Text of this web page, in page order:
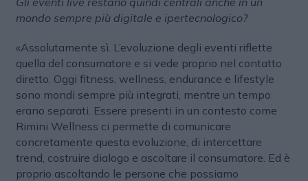
mondo sempre più digitale e ipertecnologico?
«Assolutamente sì. L’evoluzione degli eventi riflette
quella del consumatore e si vede proprio nel contatto
diretto. Oggi fitness, wellness, endurance e lifestyle
sono mondi sempre più integrati, mentre un tempo
erano separati. Essere presenti in un contesto come
Rimini Wellness ci permette di comunicare
concretamente questa evoluzione, di intercettare
trend, costruire dialogo e ascoltare il consumatore. Ed è
proprio ascoltando le persone che possiamo